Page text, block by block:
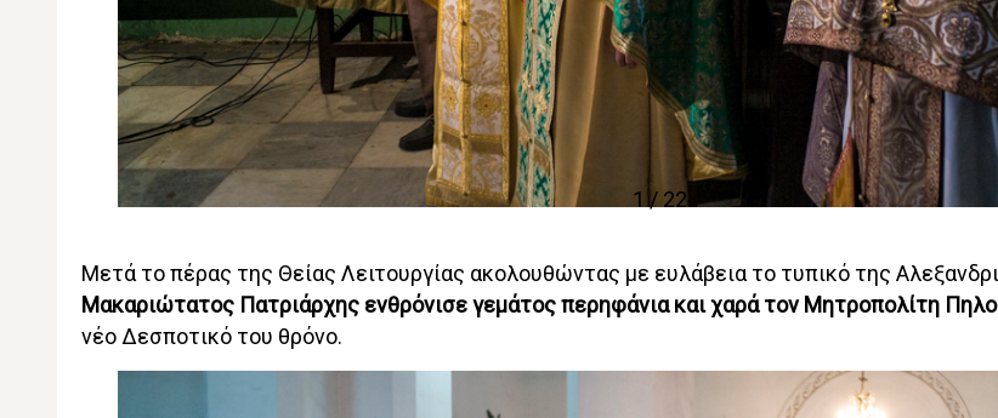
1 / 22
Μετά το πέρας της Θείας Λειτουργίας ακολουθώντας με ευλάβεια το τυπικό της
Μακαριώτατος Πατριάρχης ενθρόνισε γεμάτος περηφάνια και χαρά τον Μητροπολίτη
νέο Δεσποτικό του θρόνο.